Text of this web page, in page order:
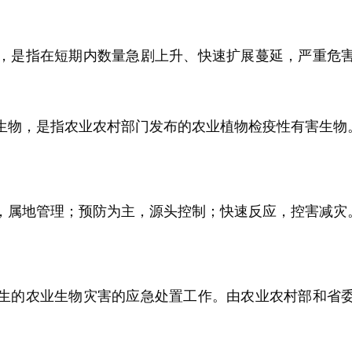
在短期内数量急剧上升、快速扩展蔓延，严重危
是指农业农村部门发布的农业植物检疫性有害生物
管理；预防为主，源头控制；快速反应，控害减灾
业生物灾害的应急处置工作。由农业农村部和省